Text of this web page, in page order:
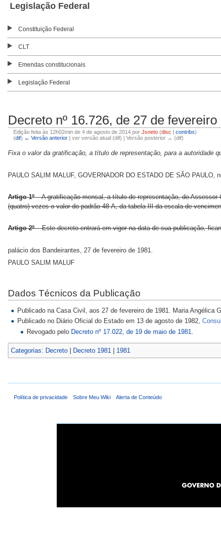
Legislação Federal
Constituição Federal
CLT
Emendas constitucionais
Legislação Federal
Decreto nº 16.726, de 27 de fevereiro
Edição feita às 12h02min de 4 de agosto de 2014 por Jsneto (disc contribs)
(dif) ← Versão anterior| ver versão atual (dif) | Versão posterior → (dif)
Fixa o valor da gratificação, a título de representação, para a autoridade
PAULO SALIM MALUF, GOVERNADOR DO ESTADO DE SÃO PAULO,
Artigo 1º– A gratificação mensal, a título de representação, do
(quatro) vezes o valor do padrão 48-A, da tabela III da escala de
Artigo 2º– Este decreto entrará em vigor na data de sua publicação,
palácio dos Bandeirantes, 27 de fevereiro de 1981.
PAULO SALIM MALUF
Dados Técnicos da Publicação
Publicado na Casa Civil, aos 27 de fevereiro de 1981. Maria Angélica
Publicado no Diário Oficial do Estado em 13 de agosto de 1982,
Revogado pelo Decreto nº 17.022, de 19 de maio de 1981.
Categorias: Decreto Decreto 1981 1981
Política de privacidade Sobre Meu Wiki Alerta de Conteúdo